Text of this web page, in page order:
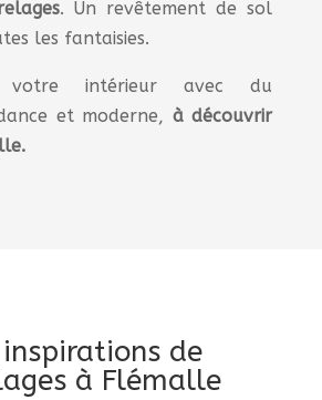
. Un revêtement de sol
les fantaisies.
votre intérieur avec du
et moderne, à découvrir
inspirations de
à Flémalle